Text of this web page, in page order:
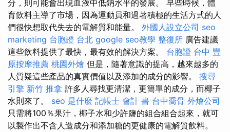
分，則可能會出現血液中低鈉水平的發展。 早些時候，體
育飲料主導了市場，因為運動員和過著積極的生活方式的人
們很快想取代失去的電解質和能量。 外國人設立公司 seo
marketing 台胞證 台北 google seo教學 整復所 廣告建議
這些飲料提供了最快，最有效的解決方案。 台胞證 台中 豐
原按摩推薦 桃園外燴 但是，隨著意識的提高，越來越多的
人質疑這些產品的真實價值以及添加的成分的影響。 搜尋
引擎 新竹 推拿 許多人尋找更清潔，更簡單的成分，而椰子
水則來了。 seo 是什麼 記帳士 會計 書 台中喬骨 外燴公司
只需將100％果汁，椰子水和少許鹽的組合組合起來，就可
以製作出不含人造成分和添加糖的更健康的電解質飲料。